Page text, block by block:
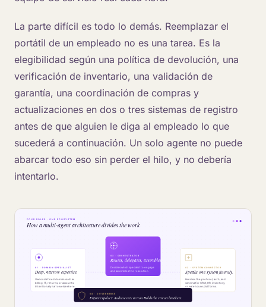
La parte difícil es todo lo demás. Reemplazar el
portátil de un empleado no es una tarea. Es la
elegibilidad según una política de devolución, una
verificación de inventario, una validación de
garantía, una coordinación de compras y
actualizaciones en dos o tres sistemas de registro
antes de que alguien le diga al empleado lo que
sucederá a continuación. Un solo agente no puede
abarcar todo eso sin perder el hilo, y no debería
intentarlo.